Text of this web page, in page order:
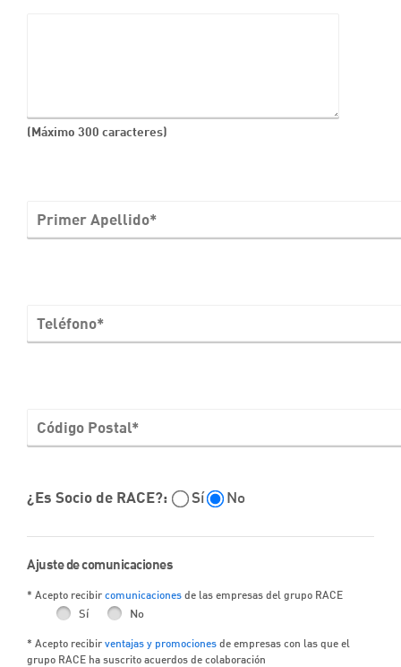
(Máximo 300 caracteres)
¿Es Socio de RACE?: Sí No
Ajuste de comunicaciones
* Acepto recibir comunicaciones de las empresas del grupo RACE
Sí No
* Acepto recibir ventajas y promociones de empresas con las que el
grupo RACE ha suscrito acuerdos de colaboración